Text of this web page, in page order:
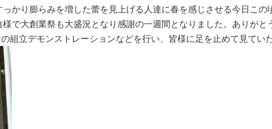
かり膨らみを増した蕾を見上げる人達に春を感じさせる今日この
で大創業祭も大盛況となり感謝の一週間となりました。ありがと
組立デモンストレーションなどを行い、皆様に足を止めて見てい